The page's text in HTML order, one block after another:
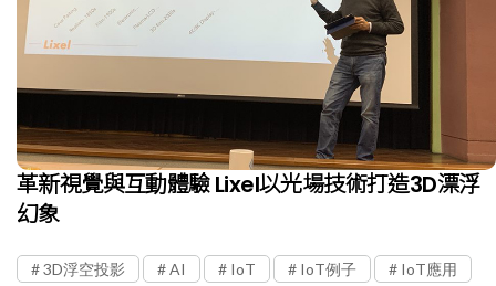
革新視覺與互動體驗 Lixel以光場技術打造3D漂浮
幻象
3D浮空投影 AI IoT IoT例子 IoT應用